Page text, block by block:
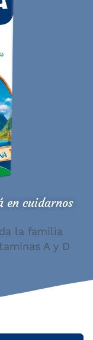
en cuidarnos
la familia
A y D